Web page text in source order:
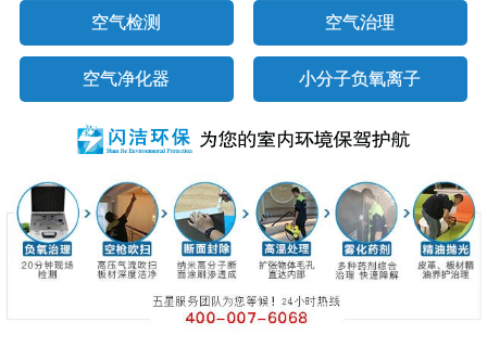
空气检测 空气治理
空气净化器 小分子负氧离子